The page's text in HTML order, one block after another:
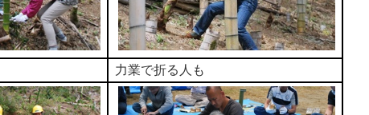
力業で折る人も